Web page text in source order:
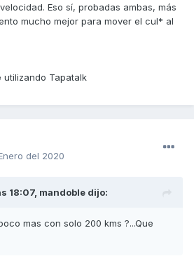
Eso sí, probadas ambas, más
mucho mejor para mover el cul* al
utilizando Tapatalk
del 2020
18:07, mandoble dijo:
mas con solo 200 kms ?...Que